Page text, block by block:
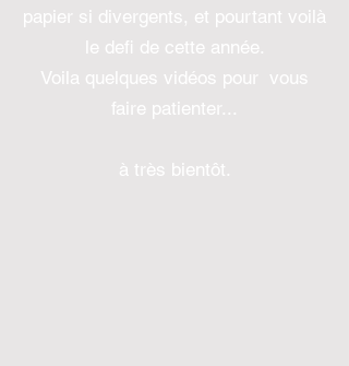
papier si divergents, et pourtant voilà
le defi de cette année.
Voila quelques vidéos pour vous
faire patienter...
à très bientôt.